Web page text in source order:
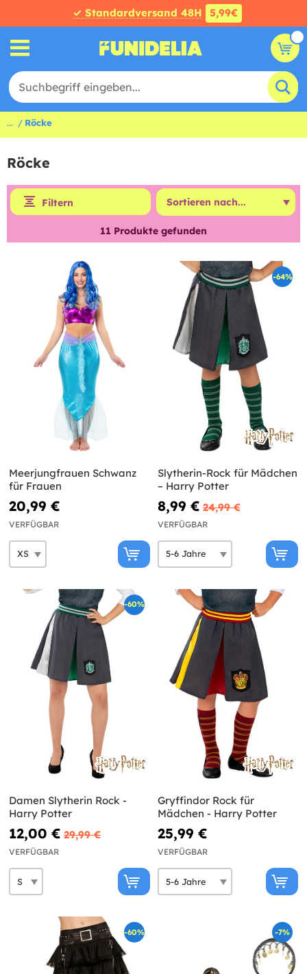
✓ Standardversand 48H 5,99€
... Röcke
Röcke
Filtern
11 Produkte gefunden
Meerjungfrauen Schwanz
für Frauen
20,99 €
VERFÜGBAR
-64%
Slytherin-Rock für Mädchen
– Harry Potter
8,99 € 24,99 €
VERFÜGBAR
-60%
Damen Slytherin Rock -
Harry Potter
12,00 € 29,99 €
VERFÜGBAR
Gryffindor Rock für
Mädchen - Harry Potter
25,99 €
VERFÜGBAR
-60% -7%